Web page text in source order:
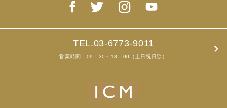
TEL.03-6773-9011
営業時間：09：30～18：00（土日祝日除）